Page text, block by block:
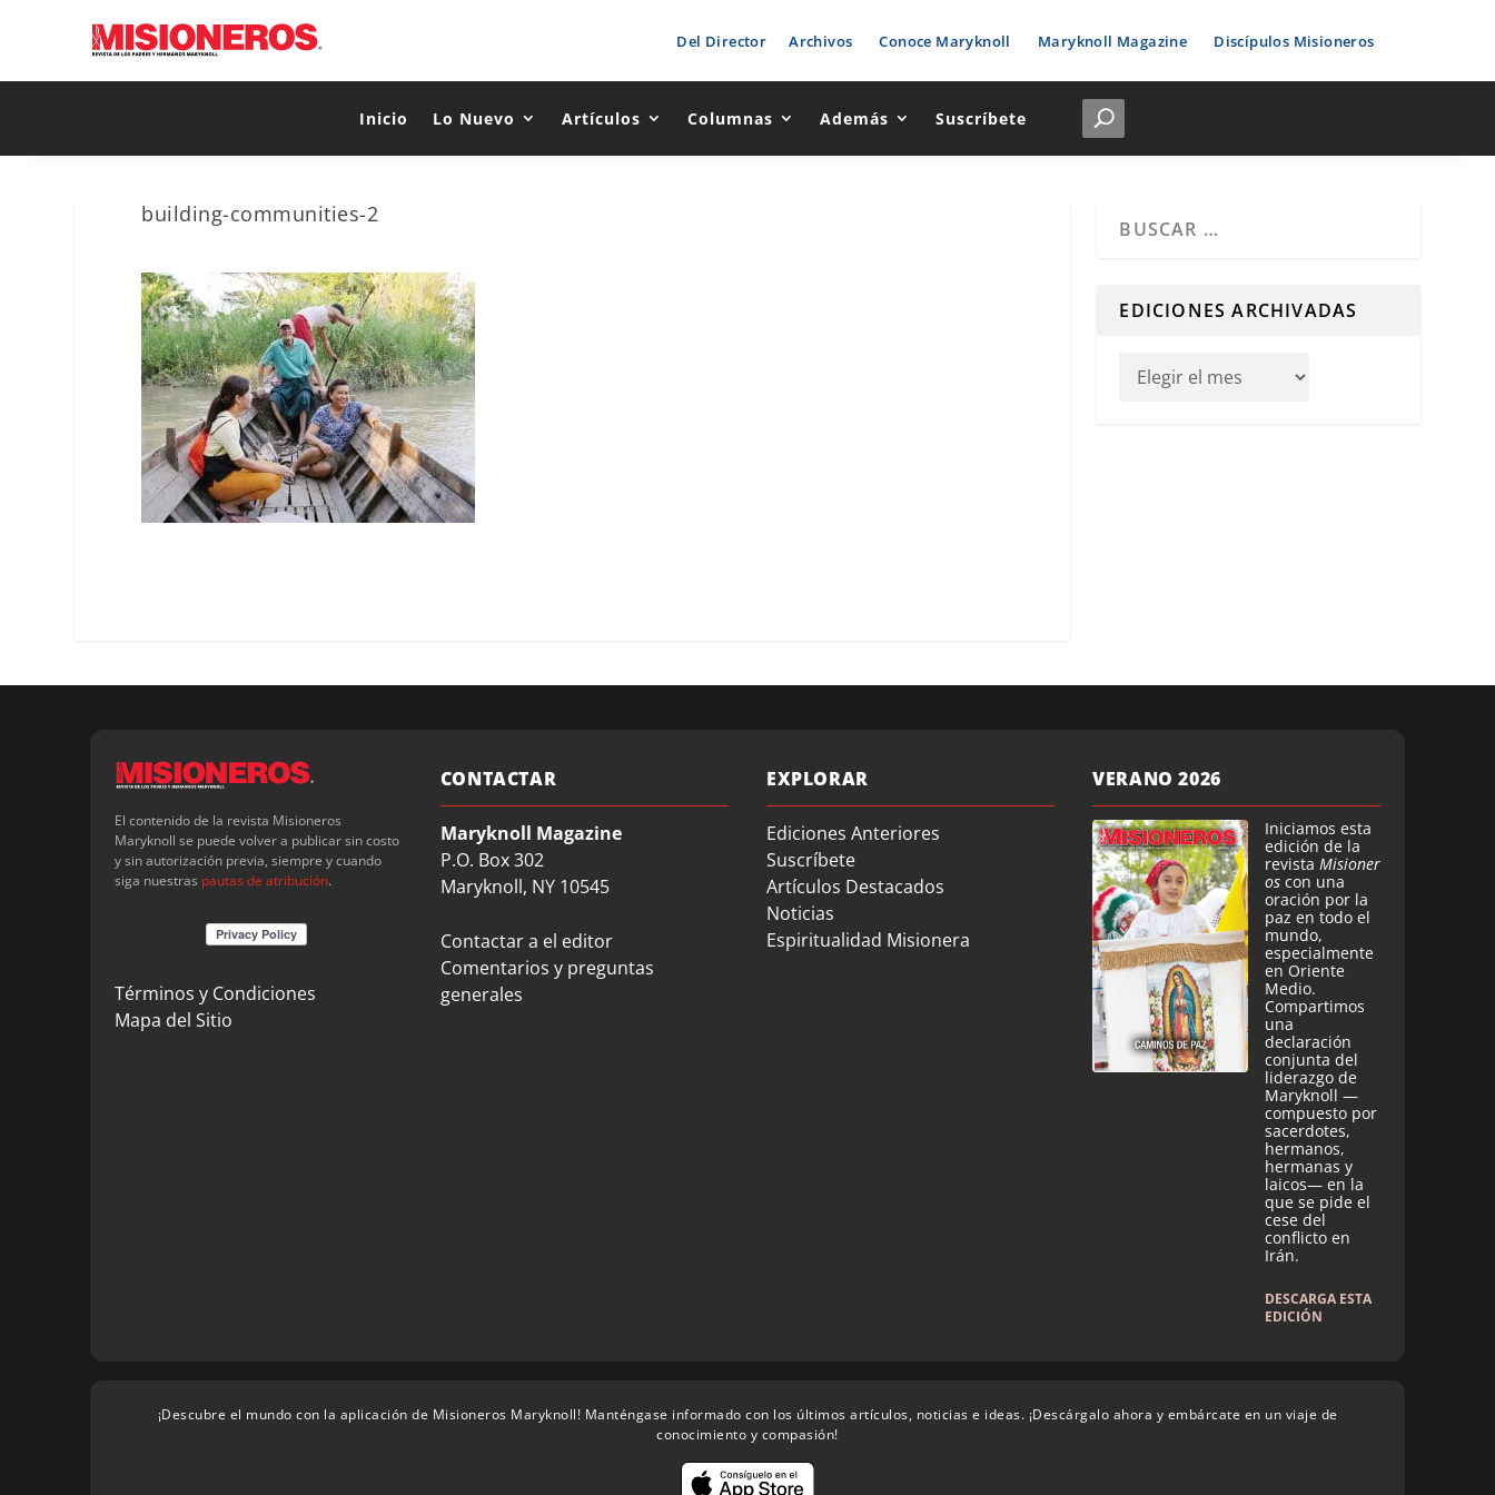
Del Director Archivos Conoce Maryknoll Maryknoll Magazine Discípulos Misioneros
Inicio Lo Nuevo Artículos Columnas Además Suscríbete
building-communities-2
EDICIONES ARCHIVADAS
El contenido de la revista Misioneros
Maryknoll se puede volver a publicar sin costo
y sin autorización previa, siempre y cuando
siga nuestras pautas de atribución.
Términos y Condiciones
Mapa del Sitio
CONTACTAR
Maryknoll Magazine
P.O. Box 302
Maryknoll, NY 10545
Contactar a el editor
Comentarios y preguntas
generales
EXPLORAR
Ediciones Anteriores
Suscríbete
Artículos Destacados
Noticias
Espiritualidad Misionera
VERANO 2026
Iniciamos esta
edición de la
revista Misioner
os con una
oración por la
paz en todo el
mundo,
especialmente
en Oriente
Medio.
Compartimos
una
declaración
conjunta del
liderazgo de
Maryknoll —
compuesto por
sacerdotes,
hermanos,
hermanas y
laicos— en la
que se pide el
cese del
conflicto en
Irán.
DESCARGA ESTA
EDICIÓN
¡Descubre el mundo con la aplicación de Misioneros Maryknoll! Manténgase informado con los últimos artículos, noticias e ideas. ¡Descárgalo ahora y embárcate en un viaje de
conocimiento y compasión!